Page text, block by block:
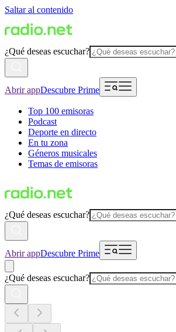
Saltar al contenido
¿Qué deseas escuchar?
Abrir appDescubre Prime
Top 100 emisoras
Podcast
Deporte en directo
En tu zona
Géneros musicales
Temas de emisoras
¿Qué deseas escuchar?
Abrir appDescubre Prime
¿Qué deseas escuchar?